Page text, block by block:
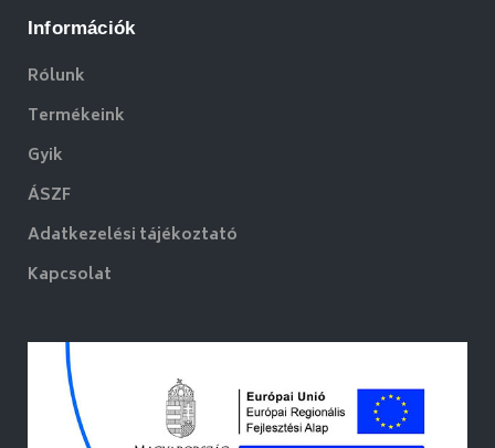
Információk
Rólunk
Termékeink
Gyik
ÁSZF
Adatkezelési tájékoztató
Kapcsolat